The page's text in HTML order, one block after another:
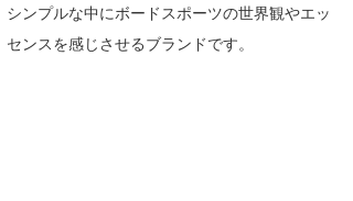
シンプルな中にボードスポーツの世界観やエッ
センスを感じさせるブランドです。
熊谷素子
植村未来
ECE